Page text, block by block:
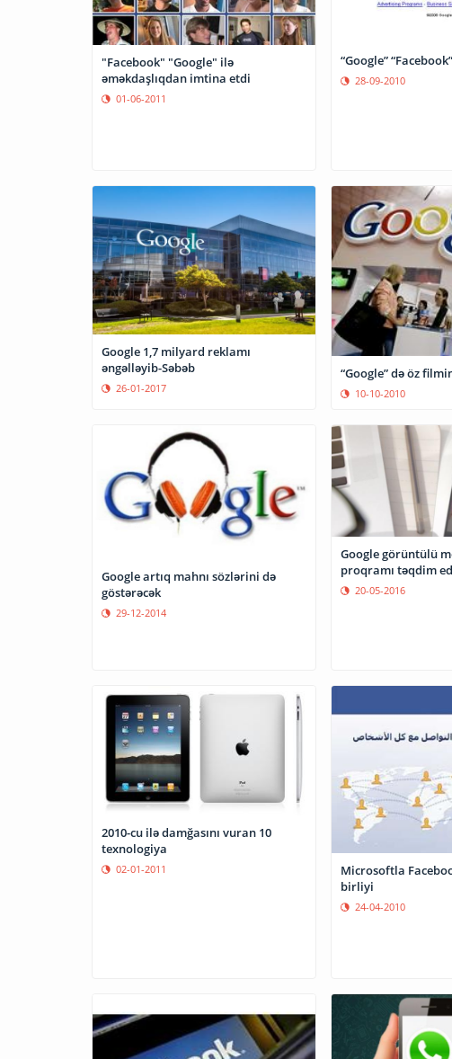
"Facebook" "Google" ilə
əməkdaşlıqdan imtina etdi
01-06-2011
“Google”
28-09-2010
Google 1,7 milyard reklamı
əngəlləyib-Səbəb
26-01-2017
“Google” də öz
10-10-2010
Google artıq mahnı sözlərini də
göstərəcək
29-12-2014
Google görüntülü
proqramı təqdim
20-05-2016
2010-cu ilə damğasını vuran 10
texnologiya
02-01-2011
Microsoftla
birliyi
24-04-2010